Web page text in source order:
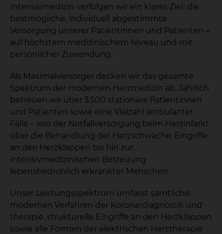
Intensivmedizin verfolgen wir ein klares Ziel: die
bestmögliche, individuell abgestimmte
Versorgung unserer Patientinnen und Patienten –
auf höchstem medizinischem Niveau und mit
persönlicher Zuwendung.
Als Maximalversorger decken wir das gesamte
Spektrum der modernen Herzmedizin ab. Jährlich
betreuen wir über 3.500 stationäre Patientinnen
und Patienten sowie eine Vielzahl ambulanter
Fälle – von der Notfallversorgung beim Herzinfarkt
über die Behandlung der Herzschwäche, Eingriffe
an den Herzklappen bis hin zur
intensivmedizinischen Betreuung
lebensbedrohlich erkrankter Menschen.
Unser Leistungsspektrum umfasst sämtliche
modernen Verfahren der Koronardiagnostik und -
therapie, strukturelle Eingriffe an den Herzklappen
sowie alle Formen der elektrischen Herztherapie